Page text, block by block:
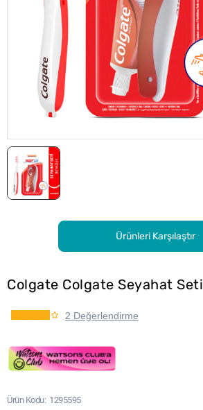
Ürünleri Karşılaştır
Colgate Colgate Seyahat Seti
2 Değerlendirme
Ürün Kodu 1295595